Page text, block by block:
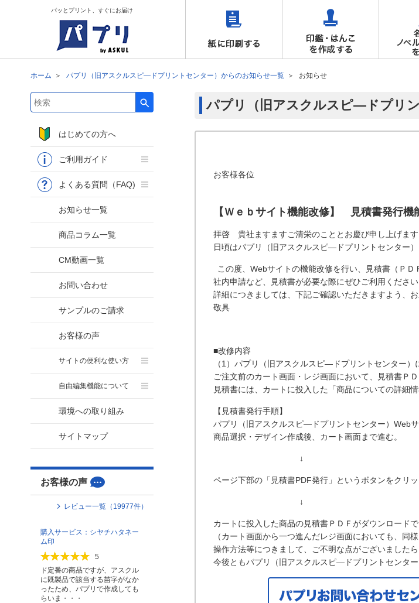
パッとプリント、すぐにお届け
ホーム パプリ（旧アスクルスピ―ドプリントセンター）からのお知らせ一覧 お知らせ
パプリ（旧アスクルスピ―ドプリ
お客様各位
【Ｗｅｂサイト機能改修】 見積書発行機
拝啓 貴社ますますご清栄のこととお慶び申し上げます
日頃はパプリ（旧アスクルスピ―ドプリントセンター
この度、Webサイトの機能改修を行い、見積書（Ｐ
社内申請など、見積書が必要な際にぜひご利用ください
詳細につきましては、下記ご確認いただきますよう、お
敬具
■改修内容
（1）パプリ（旧アスクルスピ―ドプリントセンター
ご注文前のカート画面・レジ画面において、見積書Ｐ
見積書には、カートに投入した「商品についての詳細
【見積書発行手順】
パプリ（旧アスクルスピ―ドプリントセンター）Web
商品選択・デザイン作成後、カート画面まで進む。
↓
ページ下部の「見積書PDF発行」というボタンをクリッ
↓
カートに投入した商品の見積書ＰＤＦがダウンロードで
（カート画面から一つ進んだレジ画面においても、同
操作方法等につきまして、ご不明な点がございました
今後ともパプリ（旧アスクルスピ―ドプリントセンタ
検索キーワード入力
はじめての方へ
ご利用ガイド
よくある質問（FAQ)
お知らせ一覧
商品コラム一覧
CM動画一覧
お問い合わせ
サンプルのご請求
お客様の声
サイトの便利な使い方
自由編集機能について
環境への取り組み
サイトマップ
お客様の声
レビュー一覧（ 19977件）
購入サービス：シヤチハタネー
ム印
5
ド定番の商品ですが、アスクル
に既製品で該当する苗字がなか
ったため、パプリで作成しても
らいま・・・